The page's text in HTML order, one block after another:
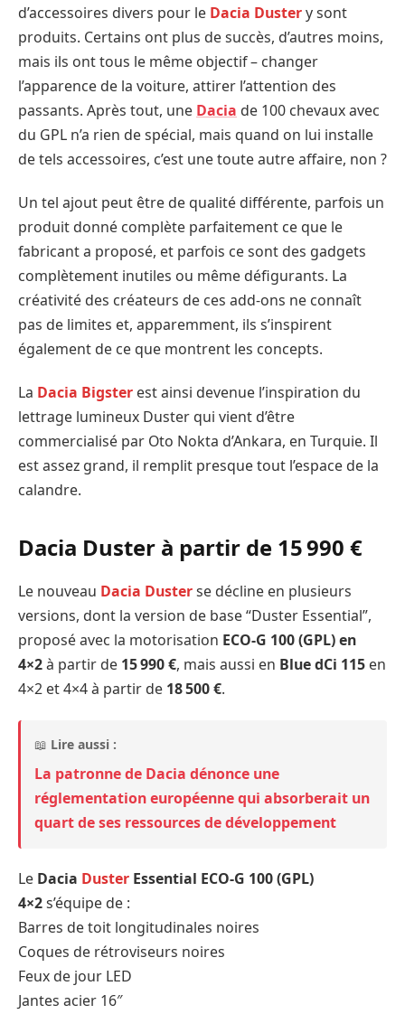
d’accessoires divers pour le Dacia Dustery sont
produits. Certains ont plus de succès, d’autres moins,
mais ils ont tous le même objectif – changer
l’apparence de la voiture, attirer l’attention des
passants. Après tout, une Dacia de 100 chevaux avec
du GPL n’a rien de spécial, mais quand on lui installe
de tels accessoires, c’est une toute autre affaire, non ?
Un tel ajout peut être de qualité différente, parfois un
produit donné complète parfaitement ce que le
fabricant a proposé, et parfois ce sont des gadgets
complètement inutiles ou même défigurants. La
créativité des créateurs de ces add-ons ne connaît
pas de limites et, apparemment, ils s’inspirent
également de ce que montrent les concepts.
La Dacia Bigster est ainsi devenue l’inspiration du
lettrage lumineux Duster qui vient d’être
commercialisé par Oto Nokta d’Ankara, en Turquie. Il
est assez grand, il remplit presque tout l’espace de la
calandre.
Dacia Duster à partir de 15 990 €
Le nouveau Dacia Dusterse décline en plusieurs
versions, dont la version de base “Duster Essential”,
proposé avec la motorisation ECO-G 100 (GPL) en
4×2à partir de 15 990 €, mais aussi en Blue dCi 115 en
4×2 et 4×4 à partir de 18 500 €.
📖 Lire aussi :
La patronne de Dacia dénonce une
réglementation européenne qui absorberait un
quart de ses ressources de développement
Le Dacia Duster Essential ECO-G 100 (GPL)
4×2s’équipe de :
Barres de toit longitudinales noires
Coques de rétroviseurs noires
Feux de jour LED
Jantes acier 16″